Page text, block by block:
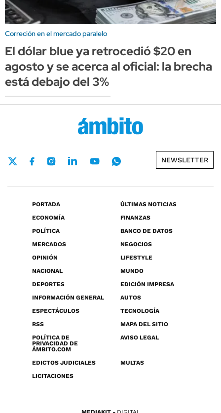
Correción en el mercado paralelo
El dólar blue ya retrocedió $20 en
agosto y se acerca al oficial: la brecha
está debajo del 3%
NEWSLETTER
PORTADA
ÚLTIMAS NOTICIAS
ECONOMÍA
FINANZAS
POLÍTICA
BANCO DE DATOS
MERCADOS
NEGOCIOS
OPINIÓN
LIFESTYLE
NACIONAL
MUNDO
DEPORTES
EDICIÓN IMPRESA
INFORMACIÓN GENERAL
AUTOS
ESPECTÁCULOS
TECNOLOGÍA
RSS
MAPA DEL SITIO
POLÍTICA DE
PRIVACIDAD DE
ÁMBITO.COM
AVISO LEGAL
EDICTOS JUDICIALES
MULTAS
LICITACIONES